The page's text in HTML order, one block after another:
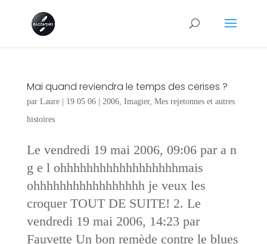
Mai quand reviendra le temps des cerises ?
par Laure| 19 05 06| 2006, Imagier, Mes rejetonnes et autres
histoires
Le vendredi 19 mai 2006, 09:06 par a n
g e l ohhhhhhhhhhhhhhhhhhmais
ohhhhhhhhhhhhhhhhh je veux les
croquer TOUT DE SUITE! 2. Le
vendredi 19 mai 2006, 14:23 par
Fauvette Un bon remède contre le blues